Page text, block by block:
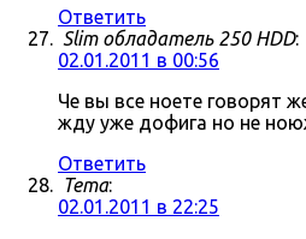
Ответить
Slim обладатель 250 HDD:
02.01.2011 в 00:56
Че вы все ноете говорят
жду уже дофига но не
Ответить
Tema:
02.01.2011 в 22:25